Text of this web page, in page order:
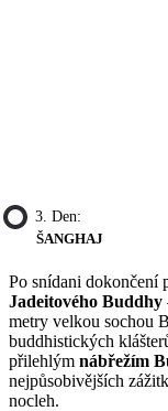
3. Den:
ŠANGHAJ
Po snídani dokončení
Jadeitového Buddhy
metry velkou sochou
buddhistických
přilehlým nábřežím
nejpůsobivějších
nocleh.